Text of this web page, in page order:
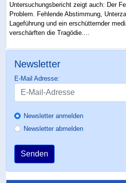
Untersuchungsbericht zeigt auch: Der
Problem. Fehlende Abstimmung,
Lageführung und ein erschütternder
verschärften die Tragödie....
Newsletter
E-Mail Adresse:
Newsletter anmelden
Newsletter abmelden
Senden